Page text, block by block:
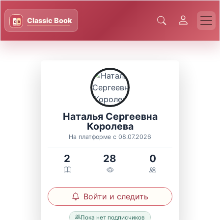
Наталья Сергеевна
Королева
На платформе с 08.07.2026
2 28 0
Войти и следить
Пока нет подписчиков